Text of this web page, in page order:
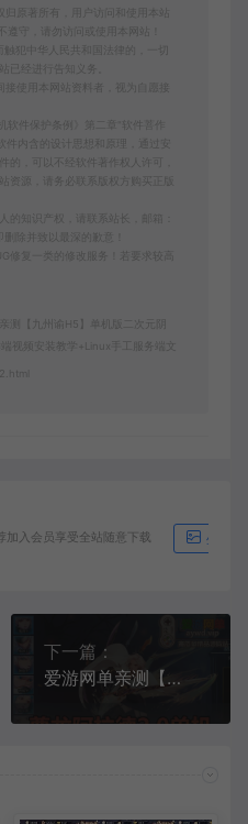
原著所有，用户访问和使用本站
遵守，请勿访问或使用本网站！
犯中华人民共和国法律的，一切
已经进行告知义务。
使用本网站资料者，视为自愿接
软件保护条例》第二章"软件菩作
件内含的设计思想和原理，通过安
的，可以不经软件著作权人许可，
资源，请务必联系版权方购买正版
的知识产权，请联系站长，邮箱：
除并致以最深的歉意！
修复一类的修改服务！若要求较高
测【九州谕H5】单机版二次元阴
视频安装教学+Linux手工服务端文
加入会员享受全站随意下载 生成海
下一篇：
爱游网单亲测【尊龙阿拉德之怒】单机版60帧 仿地下城职业 带女鬼剑圣职者 网页GM物品后台虚拟机一键端